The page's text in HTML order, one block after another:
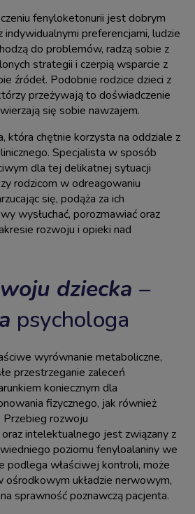
fenyloketonurii jest dobrym
indywidualnymi preferencjami, ludzie
do problemów, radzą sobie z
strategii i czerpią wsparcie z
źródeł. Podobnie rodzice dzieci z
przeżywają to doświadczenie
się sobie nawzajem.
która chętnie korzysta na oddziale z
Specjalista w sposób
dla tej delikatnej sytuacji
rodzicom w odreagowaniu
się, podąża za ich
wysłuchać, porozmawiać oraz
rozwoju i opieki nad
dziecka –
psychologa
wyrównanie metaboliczne,
przestrzeganie zaleceń
koniecznym dla
fizycznego, jak również
Przebieg rozwoju
intelektualnego jest związany z
poziomu fenyloalaniny we
podlega właściwej kontroli, może
ośrodkowym układzie nerwowym,
sprawność poznawczą pacjenta.